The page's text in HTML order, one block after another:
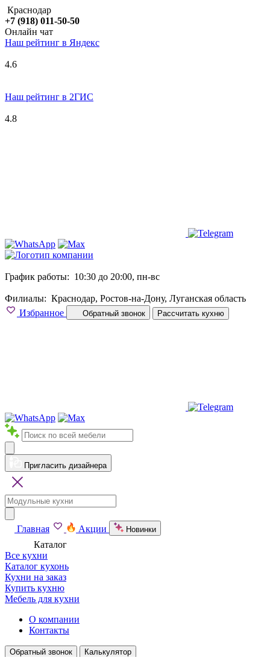
Краснодар
+7 (918) 011-50-50
Онлайн чат
Наш рейтинг в Яндекс
4.6
Наш рейтинг в 2ГИС
4.8
График работы: 10:30 до 20:00, пн-вс
Филиалы: Краснодар, Ростов-на-Дону, Луганская область
Избранное
Обратный звонок Рассчитать кухню
Пригласить дизайнера
Главная Акции Новинки
Каталог
Все кухни
Каталог кухонь
Кухни на заказ
Купить кухню
Мебель для кухни
О компании
Контакты
Обратный звонок Калькулятор